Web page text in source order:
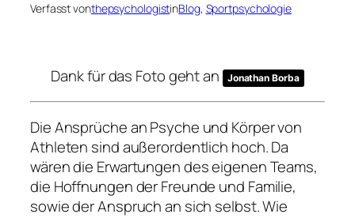
Verfasst vonthepsychologistinBlog, Sportpsychologie
Dank für das Foto geht an Jonathan Borba
Die Ansprüche an Psyche und Körper von
Athleten sind außerordentlich hoch. Da
wären die Erwartungen des eigenen Teams,
die Hoffnungen der Freunde und Familie,
sowie der Anspruch an sich selbst. Wie